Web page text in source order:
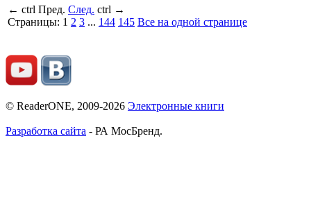
← ctrl Пред. След. ctrl →
Страницы: 1 2 3 ... 144 145 Все на одной странице
© ReaderONE, 2009-2026 Электронные книги
Разработка сайта - РА МосБренд.